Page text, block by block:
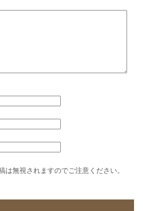
は無視されますのでご注意ください。